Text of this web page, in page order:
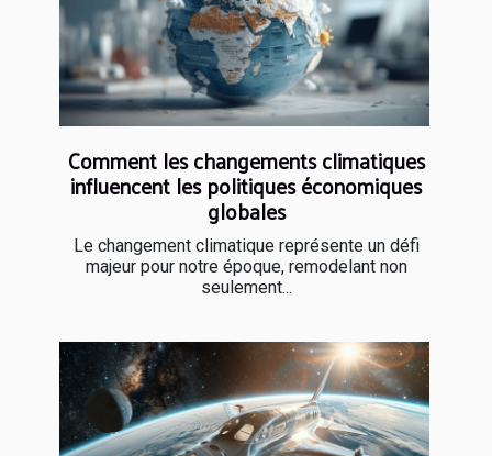
Comment les changements climatiques
influencent les politiques économiques
globales
Le changement climatique représente un défi
majeur pour notre époque, remodelant non
seulement...